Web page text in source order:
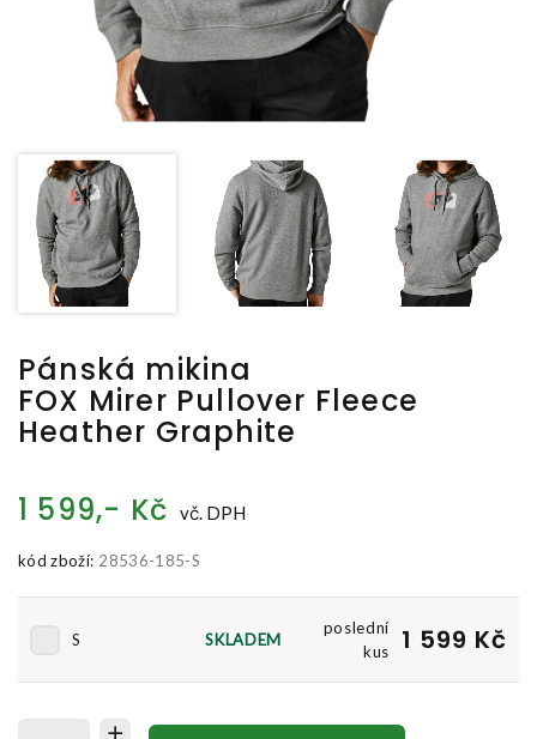
Pánská mikina
FOX Mirer Pullover Fleece
Heather Graphite
1 599,- Kč
vč. DPH
kód zboží: 28536-185-S
S SKLADEM
poslední
kus
1 599 Kč